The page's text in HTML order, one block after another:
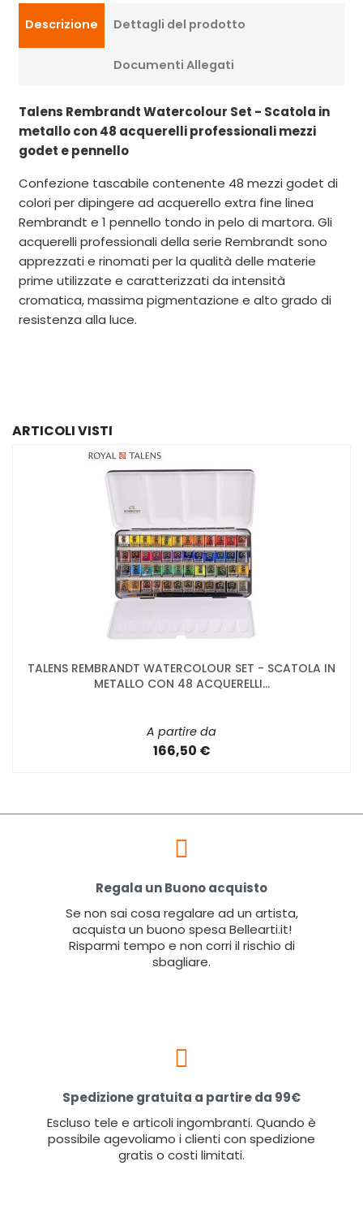
Descrizione Dettagli del prodotto
Documenti Allegati
Talens Rembrandt Watercolour Set - Scatola in
metallo con 48 acquerelli professionali mezzi
godet e pennello
Confezione tascabile contenente 48 mezzi godet di
colori per dipingere ad acquerello extra fine linea
Rembrandt e 1 pennello tondo in pelo di martora. Gli
acquerelli professionali della serie Rembrandt sono
apprezzati e rinomati per la qualità delle materie
prime utilizzate e caratterizzati da intensità
cromatica, massima pigmentazione e alto grado di
resistenza alla luce.
ARTICOLI VISTI
TALENS REMBRANDT WATERCOLOUR SET - SCATOLA IN
METALLO CON 48 ACQUERELLI...
A partire da
166,50 €
Regala un Buono acquisto
Se non sai cosa regalare ad un artista,
acquista un buono spesa Bellearti.it!
Risparmi tempo e non corri il rischio di
sbagliare.
Spedizione gratuita a partire da 99€
Escluso tele e articoli ingombranti. Quando è
possibile agevoliamo i clienti con spedizione
gratis o costi limitati.